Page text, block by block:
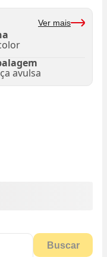
Ver mais
avulsa
Buscar